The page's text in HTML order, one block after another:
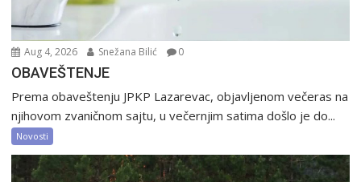
Aug 4, 2026 Snežana Bilić 0
OBAVEŠTENJE
Prema obaveštenju JPKP Lazarevac, objavljenom večeras na
njihovom zvaničnom sajtu, u večernjim satima došlo je do...
Novosti